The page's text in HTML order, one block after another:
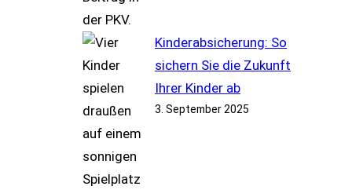
Kinderabsicherung: So
sichern Sie die Zukunft
Ihrer Kinder ab
3. September 2025